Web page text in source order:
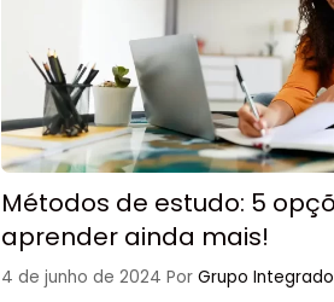
Métodos de estudo: 5
aprender ainda mais!
4 de junho de 2024 Por Grupo Integrado